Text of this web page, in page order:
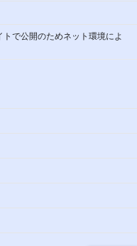
で公開のためネット環境によ